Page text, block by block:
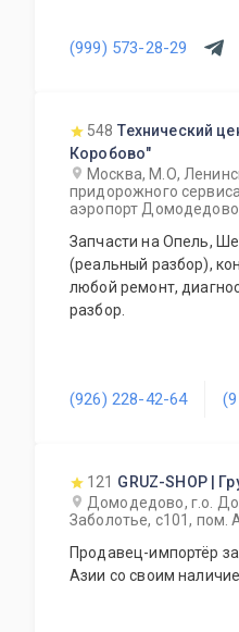
(999) 573-28-29
548 Технический
Коробово"
Москва, М.О,
придорожного
аэропорт
Запчасти на Опель,
(реальный разбор),
любой ремонт,
разбор.
(926) 228-42-64
121 GRUZ-SHOP |
Домодедово, г.о.
Заболотье, с101, пом.
Продавец-импортёр
Азии со своим